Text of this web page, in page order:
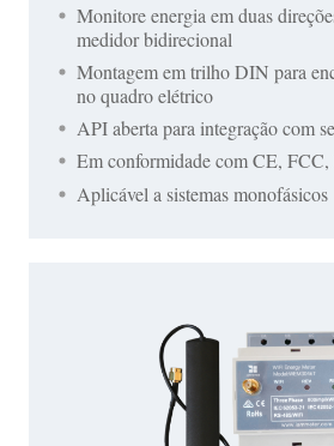
Monitore energia em duas
medidor bidirecional
Montagem em trilho DIN para
no quadro elétrico
API aberta para integração com
Em conformidade com CE,
Aplicável a sistemas monofásicos